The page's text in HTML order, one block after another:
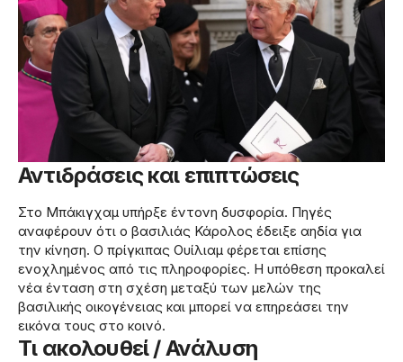
Αντιδράσεις και επιπτώσεις
Στο Μπάκιγχαμ υπήρξε έντονη δυσφορία. Πηγές
αναφέρουν ότι ο βασιλιάς Κάρολος έδειξε αηδία για
την κίνηση. Ο πρίγκιπας Ουίλιαμ φέρεται επίσης
ενοχλημένος από τις πληροφορίες. Η υπόθεση προκαλεί
νέα ένταση στη σχέση μεταξύ των μελών της
βασιλικής οικογένειας και μπορεί να επηρεάσει την
εικόνα τους στο κοινό.
Τι ακολουθεί / Ανάλυση